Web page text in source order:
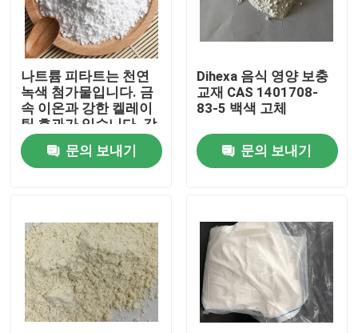
화면
우리에 대하여
나트륨 피타트는 천연
녹색 첨가물입니다. 금
속 이온과 강한 켈레이
팅 효과가 있습니다. 강
력한 항산화 및 색을 보
호하는 특성이 있습니
다. 의약품, 식품, 일상
문의 보내기
Dihexa 음식 영양 보충
교재 CAS 1401708-
83-5 백색 고체
문의 보내기